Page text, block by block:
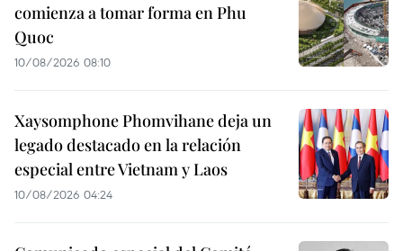
comienza a tomar forma en Phu
Quoc
10/08/2026 08:10
Xaysomphone Phomvihane deja un
legado destacado en la relación
especial entre Vietnam y Laos
10/08/2026 04:24